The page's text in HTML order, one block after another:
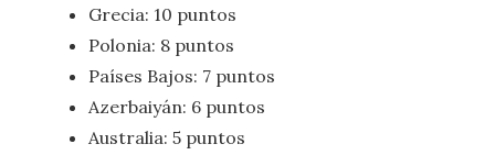
Grecia: 10 puntos
Polonia: 8 puntos
Países Bajos: 7 puntos
Azerbaiyán: 6 puntos
Australia: 5 puntos